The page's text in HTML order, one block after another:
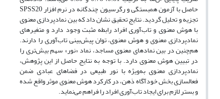
حاصل با آزمون همبستگی و رگرسیون چندگانه در نرم افزار SPSS20
تجزیه و تحلیل گردید. نتایج تحقیق نشان داد که بین نمادپردازی معنوی
با هوش معنوی و تاب‌آوری افراد رابطه مثبت وجود دارد و متغیرهای
نمادپردازی معنوی و هوش معنوی، توان پیش‌بینی تاب‌آوری را دارند.
هم‌چنین در بین نمادهای معنوی مساجد، نماد «نور» سهم بیش‌تری را
در تبیین هوش معنوی دارد. با توجه به نتایج حاصل از این پژوهش،
نمادپردازی معنوی به‌ویژه با نور طبیعی در فضاهای عبادی ضمن
فعالسازی بخش خودآگاه ذهن، در کارکرد هوش معنوی موثر واقع شده
و بستر لازم برای ایجاد تاب‌آوری افراد را فراهم می‌نماید.